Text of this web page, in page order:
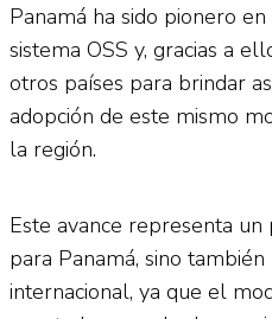
Panamá ha sido pionero
sistema OSS y, gracias a
otros países para brindar
adopción de este mismo
la región.
Este avance representa un
para Panamá, sino
internacional, ya que el